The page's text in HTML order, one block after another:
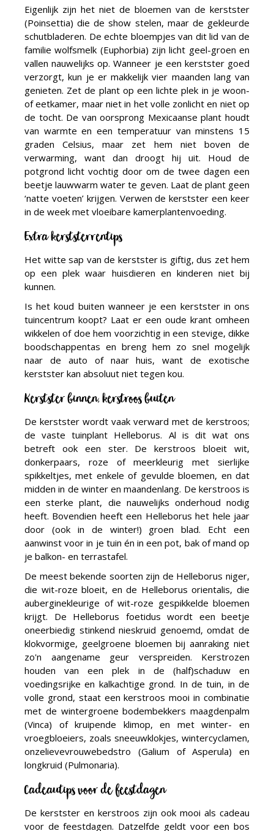
Eigenlijk zijn het niet de bloemen van de kerstster
(Poinsettia) die de show stelen, maar de gekleurde
schutbladeren. De echte bloempjes van dit lid van de
familie wolfsmelk (Euphorbia) zijn licht geel-groen en
vallen nauwelijks op. Wanneer je een kerstster goed
verzorgt, kun je er makkelijk vier maanden lang van
genieten. Zet de plant op een lichte plek in je woon-
of eetkamer, maar niet in het volle zonlicht en niet op
de tocht. De van oorsprong Mexicaanse plant houdt
van warmte en een temperatuur van minstens 15
graden Celsius, maar zet hem niet boven de
verwarming, want dan droogt hij uit. Houd de
potgrond licht vochtig door om de twee dagen een
beetje lauwwarm water te geven. Laat de plant geen
‘natte voeten’ krijgen. Verwen de kerstster een keer
in de week met vloeibare kamerplantenvoeding.
Extra kerststerrentips
Het witte sap van de kerstster is giftig, dus zet hem
op een plek waar huisdieren en kinderen niet bij
kunnen.
Is het koud buiten wanneer je een kerstster in ons
tuincentrum koopt? Laat er een oude krant omheen
wikkelen of doe hem voorzichtig in een stevige, dikke
boodschappentas en breng hem zo snel mogelijk
naar de auto of naar huis, want de exotische
kerstster kan absoluut niet tegen kou.
Kerstster binnen, kerstroos buiten
De kerstster wordt vaak verward met de kerstroos;
de vaste tuinplant Helleborus. Al is dit wat ons
betreft ook een ster. De kerstroos bloeit wit,
donkerpaars, roze of meerkleurig met sierlijke
spikkeltjes, met enkele of gevulde bloemen, en dat
midden in de winter en maandenlang. De kerstroos is
een sterke plant, die nauwelijks onderhoud nodig
heeft. Bovendien heeft een Helleborus het hele jaar
door (ook in de winter!) groen blad. Echt een
aanwinst voor in je tuin én in een pot, bak of mand op
je balkon- en terrastafel.
De meest bekende soorten zijn de Helleborus niger,
die wit-roze bloeit, en de Helleborus orientalis, die
auberginekleurige of wit-roze gespikkelde bloemen
krijgt. De Helleborus foetidus wordt een beetje
oneerbiedig stinkend nieskruid genoemd, omdat de
klokvormige, geelgroene bloemen bij aanraking niet
zo'n aangename geur verspreiden. Kerstrozen
houden van een plek in de (half)schaduw en
voedingsrijke en kalkachtige grond. In de tuin, in de
volle grond, staat een kerstroos mooi in combinatie
met de wintergroene bodembekkers maagdenpalm
(Vinca) of kruipende klimop, en met winter- en
vroegbloeiers, zoals sneeuwklokjes, wintercyclamen,
onzelievevrouwebedstro (Galium of Asperula) en
longkruid (Pulmonaria).
Cadeautips voor de feestdagen
De kerstster en kerstroos zijn ook mooi als cadeau
voor de feestdagen. Datzelfde geldt voor een bos